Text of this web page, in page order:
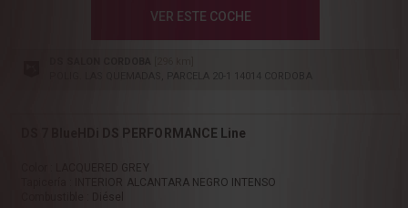
VER ESTE COCHE
POLIG. LAS QUEMADAS, PARCELA 20-1 14014 CORDOBA
DS 7 BlueHDi DS PERFORMANCE Line
Color : LACQUERED GREY
Tapicería : INTERIOR ALCANTARA NEGRO INTENSO